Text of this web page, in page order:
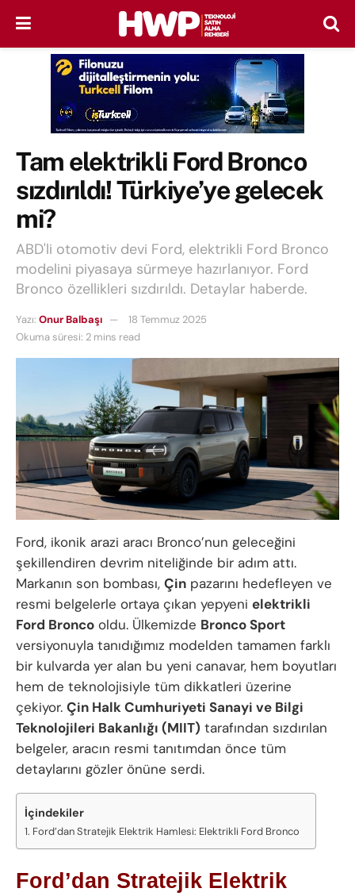
Tam elektrikli Ford Bronco
sızdırıldı! Türkiye’ye gelecek
mi?
ABD'li otomotiv devi Ford, elektrikli Ford Bronco
modelini piyasaya sürmeye hazırlanıyor. Ford
Bronco özellikleri sızdırıldı. Detaylar haberde.
Yazı: Onur Balbaşı
18 Temmuz 2025
Okuma süresi: 2 mins read
Ford, ikonik arazi aracı Bronco’nun geleceğini
şekillendiren devrim niteliğinde bir adım attı.
Markanın son bombası, Çin pazarını hedefleyen ve
resmi belgelerle ortaya çıkan yepyeni elektrikli
Ford Bronco oldu. Ülkemizde Bronco Sport
versiyonuyla tanıdığımız modelden tamamen farklı
bir kulvarda yer alan bu yeni canavar, hem boyutları
hem de teknolojisiyle tüm dikkatleri üzerine
çekiyor. Çin Halk Cumhuriyeti Sanayi ve Bilgi
Teknolojileri Bakanlığı (MIIT) tarafından sızdırılan
belgeler, aracın resmi tanıtımdan önce tüm
detaylarını gözler önüne serdi.
İçindekiler
Ford’dan Stratejik Elektrik Hamlesi: Elektrikli Ford Bronco
Ford’dan Stratejik Elektrik